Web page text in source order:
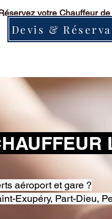
votre Chauffeur
Devis &
aéroport et gare ?
Exupéry, Part-Dieu,